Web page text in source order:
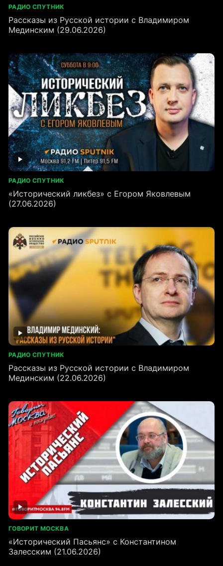
РАДИО СПУТНИК
Рассказы из Русской истории с Владимиром
Мединским (29.06.2026)
РАДИО СПУТНИК
«Исторический ликбез» с Егором Яковлевым
(27.06.2026)
РАДИО СПУТНИК
Рассказы из Русской истории с Владимиром
Мединским (22.06.2026)
ГОВОРИТ МОСКВА
«Исторический Пасьянс» с Константином
Залесским (21.06.2026)